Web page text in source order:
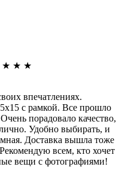
★ ★ ★
впечатлениях.
с рамкой. Все прошло
порадовало качество,
Удобно выбирать, и
Доставка вышла тоже
всем, кто хочет
вещи с фотографиями!